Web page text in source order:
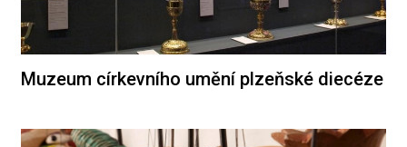
Muzeum církevního umění plzeňské diecéze